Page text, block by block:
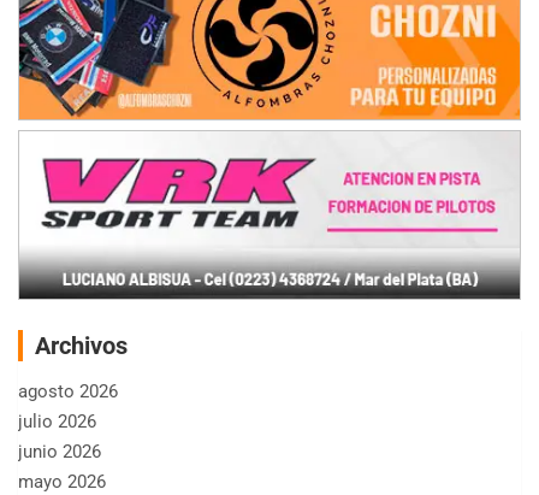
Archivos
agosto 2026
julio 2026
junio 2026
mayo 2026